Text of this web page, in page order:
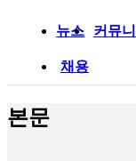
뉴스 커뮤
채용
본문